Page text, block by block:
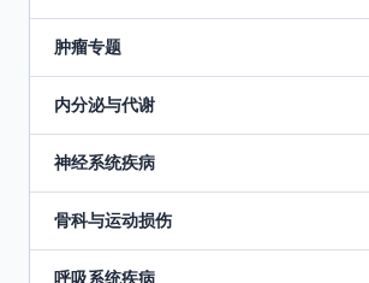
肿瘤专题
内分泌与代谢
神经系统疾病
骨科与运动损伤
呼吸系统疾病